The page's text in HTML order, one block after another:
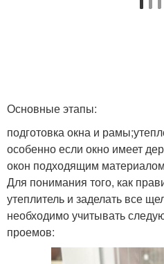
Основные этапы:
подготовка окна и
особенно если окно имеет
окон подходящим
Для понимания того, как
утеплитель и заделать все
необходимо учитывать
проемов: